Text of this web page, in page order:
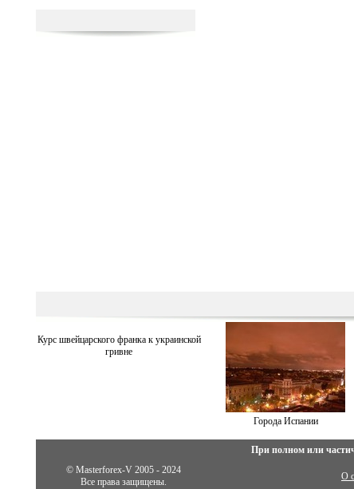
Курс швейцарского франка к украинской
гривне
Города Испании
При полном или
© Masterforex-V 2005 - 2024
Все права защищены.
О